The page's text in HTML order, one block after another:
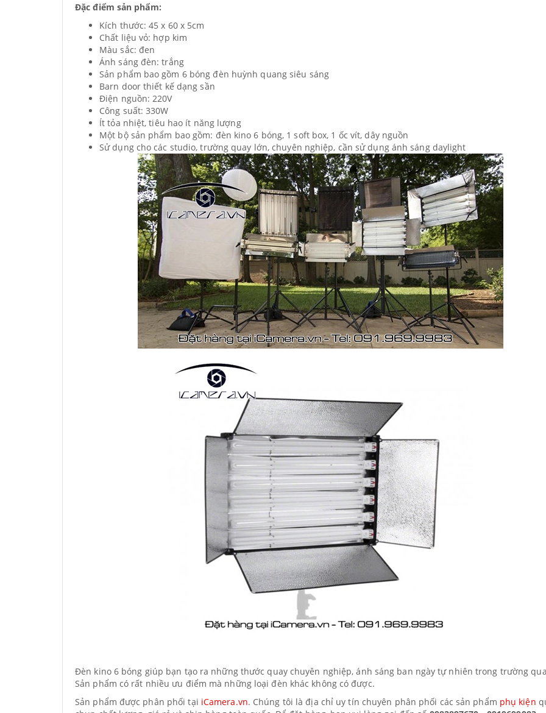
Đặc điểm sản phẩm:
Kích thước: 45 x 60 x 5cm
Chất liệu vỏ: hợp kim
Màu sắc: đen
Ánh sáng đèn: trắng
Sản phẩm bao gồm 6 bóng đèn huỳnh quang siêu sáng
Barn door thiết kế dạng sần
Điện nguồn: 220V
Công suất: 330W
Ít tỏa nhiệt, tiêu hao ít năng lượng
Một bộ sản phẩm bao gồm: đèn kino 6 bóng, 1 soft box, 1 ốc vít, dây nguồn
Sử dụng cho các studio, trường quay lớn, chuyên nghiệp, cần sử dụng ánh sáng daylight
Đèn kino 6 bóng giúp bạn tạo ra những thước quay chuyên nghiệp, ánh sáng ban ngày tự nhiên trong trường
Sản phẩm có rất nhiều ưu điểm mà những loại đèn khác không có được.
Sản phẩm được phân phối tại iCamera.vn. Chúng tôi là địa chỉ uy tín chuyên phân phối các sản phẩm phụ kiện